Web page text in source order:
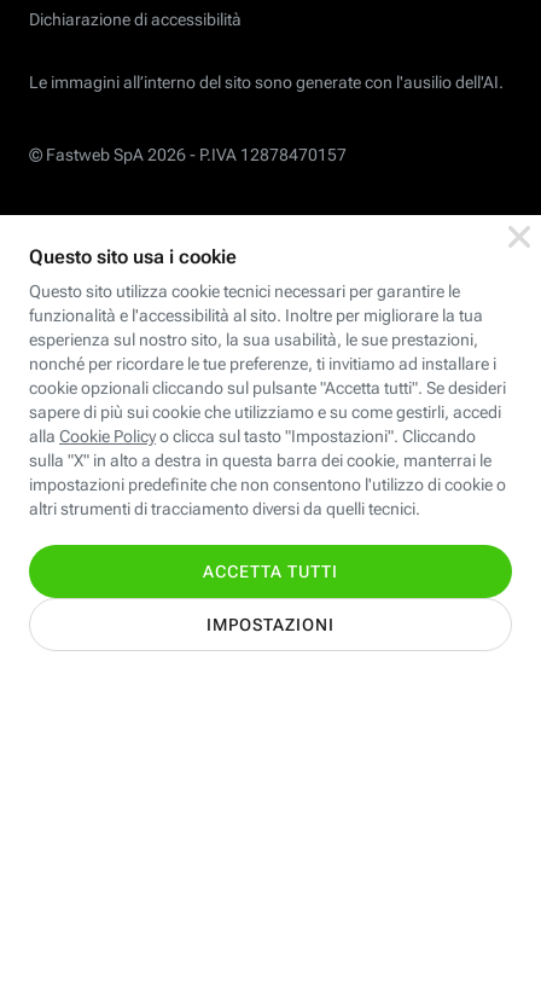
Dichiarazione di accessibilità
Le immagini all’interno del sito sono generate con l'ausilio dell'AI.
© Fastweb SpA 2026 - P.IVA 12878470157